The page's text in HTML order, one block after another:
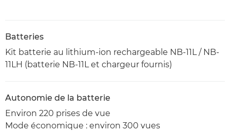
Batteries
Kit batterie au lithium-ion rechargeable NB-11L / NB-
11LH (batterie NB-11L et chargeur fournis)
Autonomie de la batterie
Environ 220 prises de vue
Mode économique : environ 300 vues